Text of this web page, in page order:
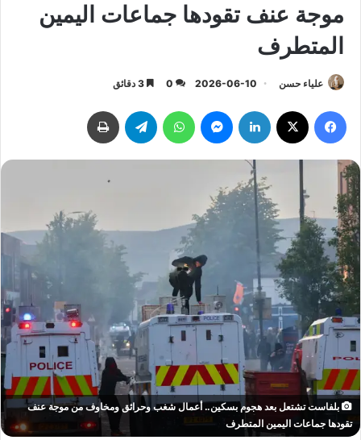
موجة عنف تقودها جماعات اليمين
المتطرف
علياء حسن 2026-06-10
0
بلفاست تشتعل بعد هجوم بسكين.. أعمال شغب وحرائق ومخاوف من موجة عنف
تقودها جماعات اليمين المتطرف